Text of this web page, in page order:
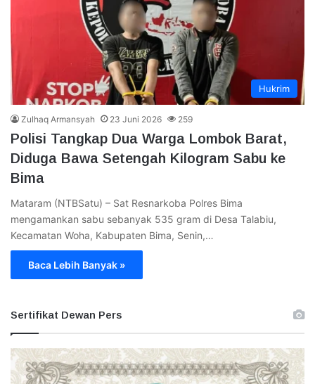
Hukrim
Zulhaq Armansyah 23 Juni 2026 259
Polisi Tangkap Dua Warga Lombok Barat,
Diduga Bawa Setengah Kilogram Sabu ke
Bima
Mataram (NTBSatu) – Sat Resnarkoba Polres Bima
mengamankan sabu sebanyak 535 gram di Desa Talabiu,
Kecamatan Woha, Kabupaten Bima, Senin,…
Baca Lebih Banyak »
Sertifikat Dewan Pers